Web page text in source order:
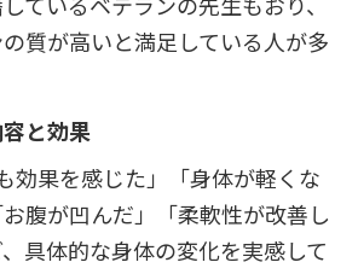
質が高いと満足している人が多
と効果
効果を感じた」「身体が軽くな
腹が凹んだ」「柔軟性が改善し
具体的な身体の変化を実感して